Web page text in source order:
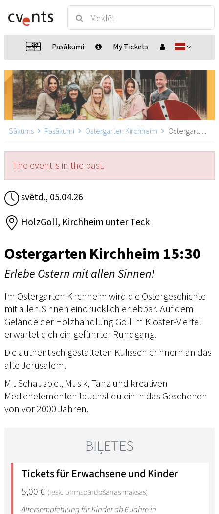
Pasākumi My Tickets
Sākums Pasākumi Ostergarten Kirchheim Ostergarten Kirchheim 15:30, Kirchheim unter Teck
The event is in the past.
svētd., 05.04.26
HolzGoll, Kirchheim unter Teck
Ostergarten Kirchheim 15:30
Erlebe Ostern mit allen Sinnen!
Im Ostergarten Kirchheim wird die Ostergeschichte
mit allen Sinnen eindrücklich erlebbar. Auf dem
Gelände der Holzhandlung Goll im Kloster-Viertel
erwartet dich ein geführter Rundgang.
Die authentisch gestalteten Kulissen erinnern an das
alte Jerusalem.
Mit Schauspiel, Musik, Tanz und kreativen
Medienelementen tauchst du ein in das Geschehen
von vor 2000 Jahren.